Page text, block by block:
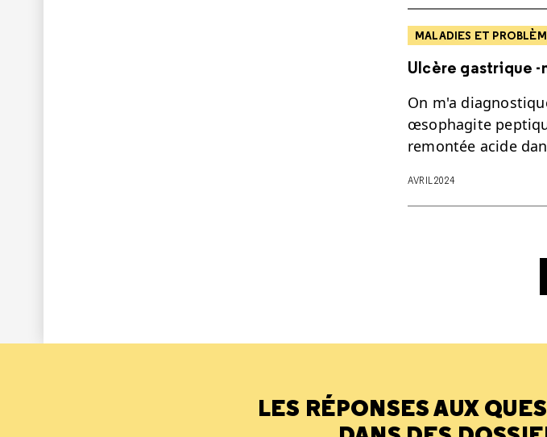
MALADIES ET
Ulcère gastrique
On m'a
œsophagite
remontée acide
AVRIL 2024
LES RÉPONSES AUX